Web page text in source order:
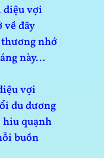
vợi
đây
nhớ
này…
vợi
du dương
hiu quạnh
buồn